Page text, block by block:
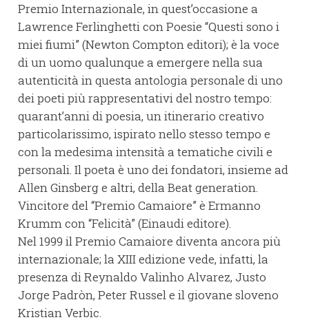
Premio Internazionale, in quest’occasione a
Lawrence Ferlinghetti con Poesie “Questi sono i
miei fiumi” (Newton Compton editori); è la voce
di un uomo qualunque a emergere nella sua
autenticità in questa antologia personale di uno
dei poeti più rappresentativi del nostro tempo:
quarant’anni di poesia, un itinerario creativo
particolarissimo, ispirato nello stesso tempo e
con la medesima intensità a tematiche civili e
personali. Il poeta è uno dei fondatori, insieme ad
Allen Ginsberg e altri, della Beat generation.
Vincitore del “Premio Camaiore” è Ermanno
Krumm con “Felicità” (Einaudi editore).
Nel 1999 il Premio Camaiore diventa ancora più
internazionale; la XIII edizione vede, infatti, la
presenza di Reynaldo Valinho Alvarez, Justo
Jorge Padròn, Peter Russel e il giovane sloveno
Kristian Verbic.